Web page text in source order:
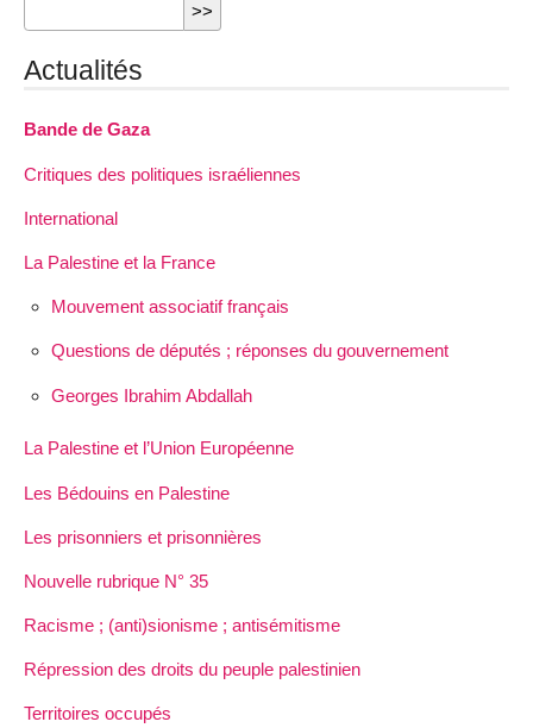
Actualités
Bande de Gaza
Critiques des politiques israéliennes
International
La Palestine et la France
Mouvement associatif français
Questions de députés ; réponses du gouvernement
Georges Ibrahim Abdallah
La Palestine et l’Union Européenne
Les Bédouins en Palestine
Les prisonniers et prisonnières
Nouvelle rubrique N° 35
Racisme ; (anti)sionisme ; antisémitisme
Répression des droits du peuple palestinien
Territoires occupés